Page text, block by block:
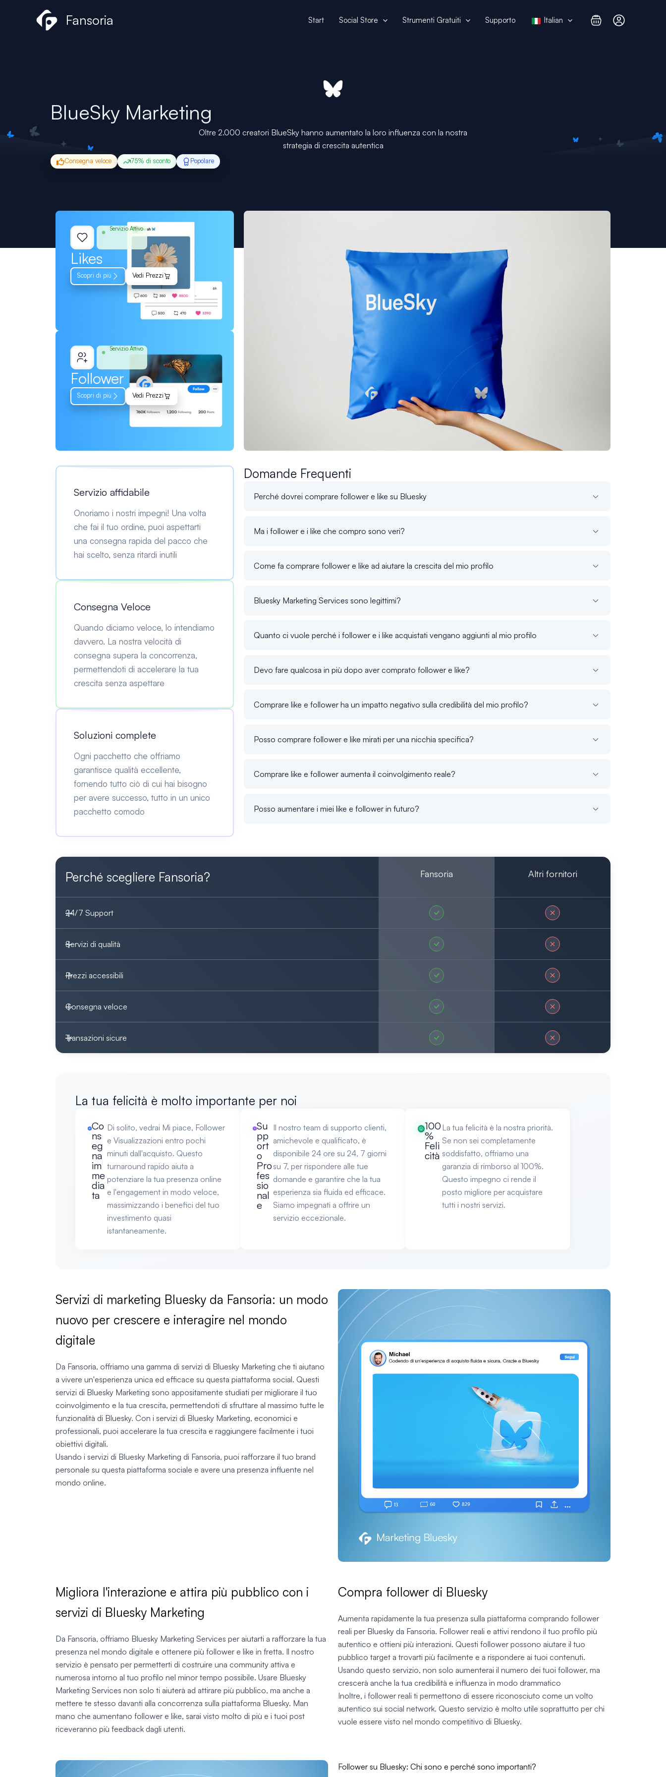
Fansoria Start Social Store Strumenti Gratuiti Supporto Italian
BlueSky Marketing
Oltre 2.000 creatori BlueSky hanno aumentato la loro influenza con la nostra
strategia di crescita autentica
Consegna veloce 75% di sconto Popolare
Servizio Attivo
Likes
Scopri di più Vedi Prezzi
Servizio Attivo
Follower
Scopri di più Vedi Prezzi
Servizio affidabile
Onoriamo i nostri impegni! Una volta
che fai il tuo ordine, puoi aspettarti
una consegna rapida del pacco che
hai scelto, senza ritardi inutili
Consegna Veloce
Quando diciamo veloce, lo intendiamo
davvero. La nostra velocità di
consegna supera la concorrenza,
permettendoti di accelerare la tua
crescita senza aspettare
Soluzioni complete
Ogni pacchetto che offriamo
garantisce qualità eccellente,
fornendo tutto ciò di cui hai bisogno
per avere successo, tutto in un unico
pacchetto comodo
Domande Frequenti
Perché dovrei comprare follower e like su Bluesky
Ma i follower e i like che compro sono veri?
Come fa comprare follower e like ad aiutare la crescita del mio profilo
Bluesky Marketing Services sono legittimi?
Quanto ci vuole perché i follower e i like acquistati vengano aggiunti al mio profilo
Devo fare qualcosa in più dopo aver comprato follower e like?
Comprare like e follower ha un impatto negativo sulla credibilità del mio profilo?
Posso comprare follower e like mirati per una nicchia specifica?
Comprare like e follower aumenta il coinvolgimento reale?
Posso aumentare i miei like e follower in futuro?
Perché scegliere Fansoria? Fansoria Altri fornitori
24/7 Support
Servizi di qualità
Prezzi accessibili
Consegna veloce
Transazioni sicure
La tua felicità è molto importante per noi
Co
ns
eg
na
im
me
dia
ta
Di solito, vedrai Mi piace, Follower
e Visualizzazioni entro pochi
minuti dall'acquisto. Questo
turnaround rapido aiuta a
potenziare la tua presenza online
e l'engagement in modo veloce,
massimizzando i benefici del tuo
investimento quasi
istantaneamente.
Su
pp
ort
o
Pro
fes
sio
nal
e
Il nostro team di supporto clienti,
amichevole e qualificato, è
disponibile 24 ore su 24, 7 giorni
su 7, per rispondere alle tue
domande e garantire che la tua
esperienza sia fluida ed efficace.
Siamo impegnati a offrire un
servizio eccezionale.
100
%
Feli
cità
La tua felicità è la nostra priorità.
Se non sei completamente
soddisfatto, offriamo una
garanzia di rimborso al 100%.
Questo impegno ci rende il
posto migliore per acquistare
tutti i nostri servizi.
Servizi di marketing Bluesky da Fansoria: un modo
nuovo per crescere e interagire nel mondo
digitale
Da Fansoria, offriamo una gamma di servizi di Bluesky Marketing che ti aiutano
a vivere un'esperienza unica ed efficace su questa piattaforma social. Questi
servizi di Bluesky Marketing sono appositamente studiati per migliorare il tuo
coinvolgimento e la tua crescita, permettendoti di sfruttare al massimo tutte le
funzionalità di Bluesky. Con i servizi di Bluesky Marketing, economici e
professionali, puoi accelerare la tua crescita e raggiungere facilmente i tuoi
obiettivi digitali.
Usando i servizi di Bluesky Marketing di Fansoria, puoi rafforzare il tuo brand
personale su questa piattaforma sociale e avere una presenza influente nel
mondo online.
Migliora l'interazione e attira più pubblico con i
servizi di Bluesky Marketing
Da Fansoria, offriamo Bluesky Marketing Services per aiutarti a rafforzare la tua
presenza nel mondo digitale e ottenere più follower e like in fretta. Il nostro
servizio è pensato per permetterti di costruire una community attiva e
numerosa intorno al tuo profilo nel minor tempo possibile. Usare Bluesky
Marketing Services non solo ti aiuterà ad attirare più pubblico, ma anche a
mettere te stesso davanti alla concorrenza sulla piattaforma Bluesky. Man
mano che aumentano follower e like, sarai visto molto di più e i tuoi post
riceveranno più feedback dagli utenti.
Compra follower di Bluesky
Aumenta rapidamente la tua presenza sulla piattaforma comprando follower
reali per Bluesky da Fansoria. Follower reali e attivi rendono il tuo profilo più
autentico e ottieni più interazioni. Questi follower possono aiutare il tuo
pubblico target a trovarti più facilmente e a rispondere ai tuoi contenuti.
Usando questo servizio, non solo aumenterai il numero dei tuoi follower, ma
crescerà anche la tua credibilità e influenza in modo drammatico
Inoltre, i follower reali ti permettono di essere riconosciuto come un volto
autentico sui social network. Questo servizio è molto utile soprattutto per chi
vuole essere visto nel mondo competitivo di Bluesky.
Follower su Bluesky: Chi sono e perché sono importanti?